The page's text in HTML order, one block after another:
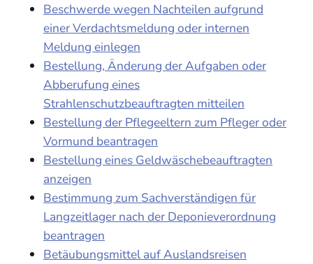
Beschwerde wegen Nachteilen aufgrund
einer Verdachtsmeldung oder internen
Meldung einlegen
Bestellung, Änderung der Aufgaben oder
Abberufung eines
Strahlenschutzbeauftragten mitteilen
Bestellung der Pflegeeltern zum Pfleger oder
Vormund beantragen
Bestellung eines Geldwäschebeauftragten
anzeigen
Bestimmung zum Sachverständigen für
Langzeitlager nach der Deponieverordnung
beantragen
Betäubungsmittel auf Auslandsreisen